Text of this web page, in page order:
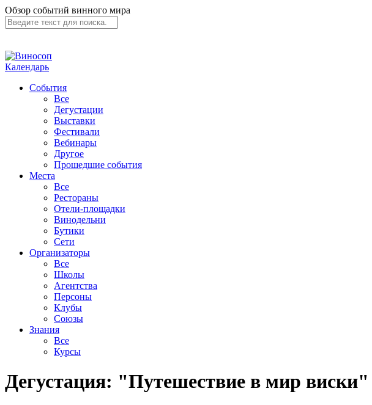
Обзор событий винного мира
Календарь
События
Все
Дегустации
Выставки
Фестивали
Вебинары
Другое
Прошедшие события
Места
Все
Рестораны
Отели-площадки
Винодельни
Бутики
Сети
Организаторы
Все
Школы
Агентства
Персоны
Клубы
Союзы
Знания
Все
Курсы
Дегустация: "Путешествие в мир виски"